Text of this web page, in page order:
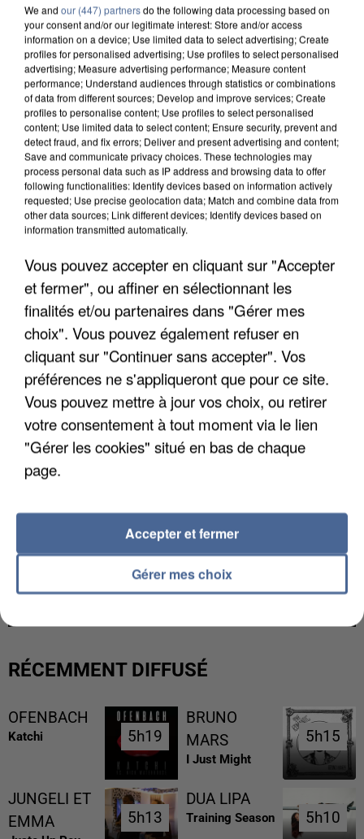
DE FAUNE SAUVAGE SONT...
L’UN DES FONDATEURS SUPPOSÉS DE LA DZ
MAFIA INTERPELLÉ EN ALGÉRIE
RÉCEMMENT DIFFUSÉ
OFENBACH
Katchi 5h19
5h19
BRUNO
MARS
I Just Might
5h15
5h15
JUNGELI ET
EMMA
5h13
5h13
DUA LIPA
Training Season 5h10
5h10
We and our (447) partnersdo the following data processing based on
your consent and/or our legitimate interest: Store and/or access
information on a device; Use limited data to select advertising; Create
profiles for personalised advertising; Use profiles to select personalised
advertising; Measure advertising performance; Measure content
performance; Understand audiences through statistics or combinations
of data from different sources; Develop and improve services; Create
profiles to personalise content; Use profiles to select personalised
content; Use limited data to select content; Ensure security, prevent and
detect fraud, and fix errors; Deliver and present advertising and content;
Save and communicate privacy choices. These technologies may
process personal data such as IP address and browsing data to offer
following functionalities: Identify devices based on information actively
requested; Use precise geolocation data; Match and combine data from
other data sources; Link different devices; Identify devices based on
information transmitted automatically.
Vous pouvez accepter en cliquant sur "Accepter
et fermer", ou affiner en sélectionnant les
finalités et/ou partenaires dans "Gérer mes
choix". Vous pouvez également refuser en
cliquant sur "Continuer sans accepter". Vos
préférences ne s'appliqueront que pour ce site.
Vous pouvez mettre à jour vos choix, ou retirer
votre consentement à tout moment via le lien
"Gérer les cookies" situé en bas de chaque
page.
Gérer mes choix
Accepter et fermer